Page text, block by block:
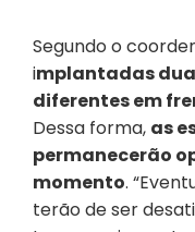
Segundo o
implantadas
diferentes em
Dessa forma, as
permanecerão
momento.
terão de ser